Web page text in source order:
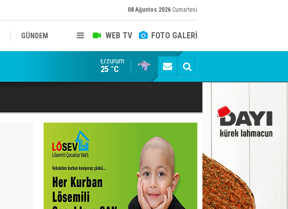
08 Ağustos 2026 Cumartesi
WEB TV FOTO GALERİ
GÜNDEM
Erzurumspor Store'de yoğunluk
Erzurum
25 °C